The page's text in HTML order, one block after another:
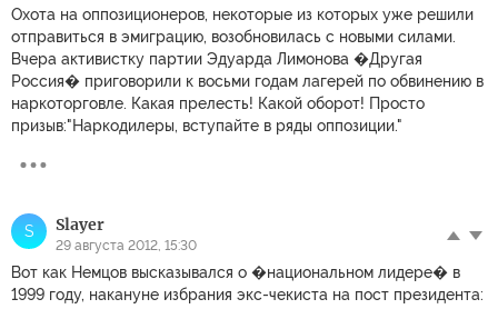
Охота на оппозиционеров, некоторые из которых уже решили
отправиться в эмиграцию, возобновилась с новыми силами.
Вчера активистку партии Эдуарда Лимонова �Другая
Россия� приговорили к восьми годам лагерей по обвинению в
наркоторговле. Какая прелесть! Какой оборот! Просто
призыв:"Наркодилеры, вступайте в ряды оппозиции."
S Slayer
29 августа 2012, 15:30
Вот как Немцов высказывался о �национальном лидере� в
1999 году, накануне избрания экс-чекиста на пост президента: